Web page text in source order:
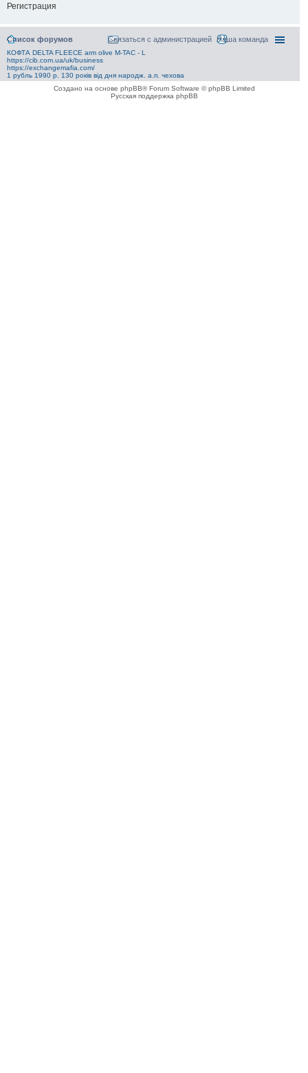
Регистрация
Список форумов Наша команда
Связаться с администрацией
КОФТА DELTA FLEECE arm olive M-TAC - L
https://cib.com.ua/uk/business
https://exchangemafia.com/
1 рубль 1990 р. 130 років від дня народж. а.п. чехова
Создано на основе phpBB® Forum Software © phpBB Limited
Русская поддержка phpBB